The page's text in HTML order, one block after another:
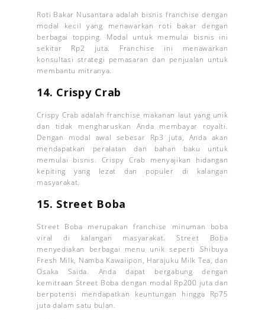
Roti Bakar Nusantara adalah bisnis franchise dengan
modal kecil yang menawarkan roti bakar dengan
berbagai topping. Modal untuk memulai bisnis ini
sekitar Rp2 juta. Franchise ini menawarkan
konsultasi strategi pemasaran dan penjualan untuk
membantu mitranya.
14. Crispy Crab
Crispy Crab adalah franchise makanan laut yang unik
dan tidak mengharuskan Anda membayar royalti.
Dengan modal awal sebesar Rp3 juta, Anda akan
mendapatkan peralatan dan bahan baku untuk
memulai bisnis. Crispy Crab menyajikan hidangan
kepiting yang lezat dan populer di kalangan
masyarakat.
15. Street Boba
Street Boba merupakan franchise minuman boba
viral di kalangan masyarakat. Street Boba
menyediakan berbagai menu unik seperti Shibuya
Fresh Milk, Namba Kawaiipon, Harajuku Milk Tea, dan
Osaka Saida. Anda dapat bergabung dengan
kemitraan Street Boba dengan modal Rp200 juta dan
berpotensi mendapatkan keuntungan hingga Rp75
juta dalam satu bulan.